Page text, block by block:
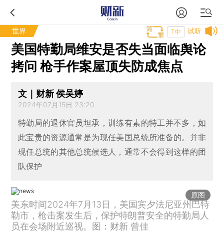
世界 试听
T中
美国特勤局维安是否失当面临舆论
拷问 枪手作案屋顶失防成焦点
文｜财新 侯吴婷
2024年07月15日 23:20
特勤局的退休官员坦承，训练有素的特工并不多，如
此宝贵的资源通常是为现任美国总统所准备的。并非
现任总统的其他总统候选人，通常不会得到这样的团
队保护
原图
美东时间2024年7月13日，美国宾夕法尼亚州巴特
勒市，枪击案发生后，保护特朗普安全的特勤局人
员在会场附近巡视。图：财新 曾佳